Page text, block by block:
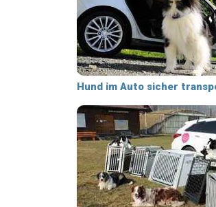
Hund im Auto sicher